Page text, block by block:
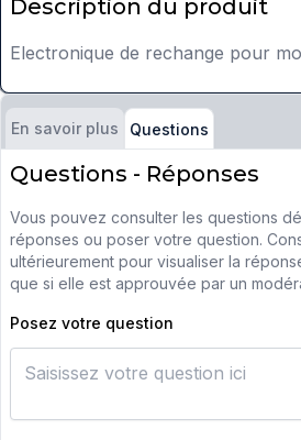
Description du produit
Electronique de rechange pour
En savoir plus Questions
Questions - Réponses
Vous pouvez consulter les questions
réponses ou poser votre question.
ultérieurement pour visualiser la
que si elle est approuvée par un
Posez votre question